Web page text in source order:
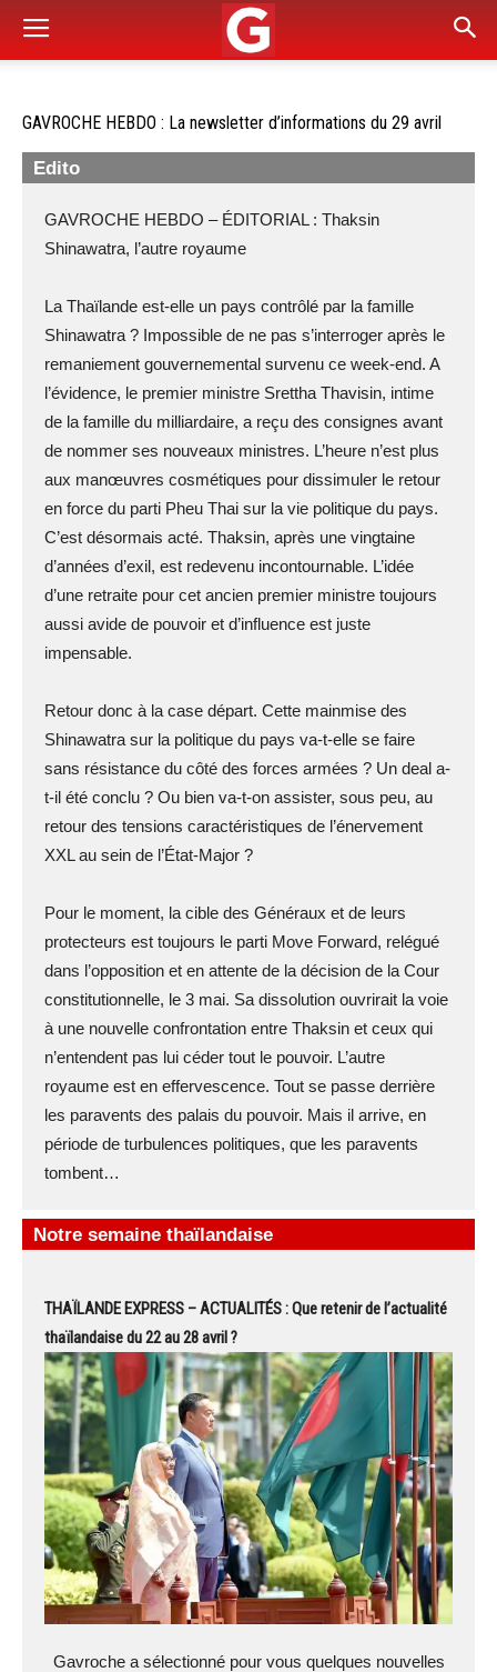
GAVROCHE HEBDO : La newsletter d’informations du 29 avril
Edito
GAVROCHE HEBDO – ÉDITORIAL : Thaksin
Shinawatra, l’autre royaume
La Thaïlande est-elle un pays contrôlé par la famille
Shinawatra ? Impossible de ne pas s’interroger après le
remaniement gouvernemental survenu ce week-end. A
l’évidence, le premier ministre Srettha Thavisin, intime
de la famille du milliardaire, a reçu des consignes avant
de nommer ses nouveaux ministres. L’heure n’est plus
aux manœuvres cosmétiques pour dissimuler le retour
en force du parti Pheu Thai sur la vie politique du pays.
C’est désormais acté. Thaksin, après une vingtaine
d’années d’exil, est redevenu incontournable. L’idée
d’une retraite pour cet ancien premier ministre toujours
aussi avide de pouvoir et d’influence est juste
impensable.
Retour donc à la case départ. Cette mainmise des
Shinawatra sur la politique du pays va-t-elle se faire
sans résistance du côté des forces armées ? Un deal a-
t-il été conclu ? Ou bien va-t-on assister, sous peu, au
retour des tensions caractéristiques de l’énervement
XXL au sein de l’État-Major ?
Pour le moment, la cible des Généraux et de leurs
protecteurs est toujours le parti Move Forward, relégué
dans l’opposition et en attente de la décision de la Cour
constitutionnelle, le 3 mai. Sa dissolution ouvrirait la voie
à une nouvelle confrontation entre Thaksin et ceux qui
n’entendent pas lui céder tout le pouvoir. L’autre
royaume est en effervescence. Tout se passe derrière
les paravents des palais du pouvoir. Mais il arrive, en
période de turbulences politiques, que les paravents
tombent…
Notre semaine thaïlandaise
THAÏLANDE EXPRESS – ACTUALITÉS : Que retenir de l’actualité
thaïlandaise du 22 au 28 avril ?
Gavroche a sélectionné pour vous quelques nouvelles